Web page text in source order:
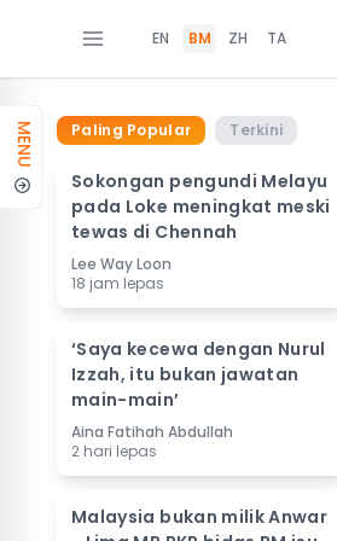
EN BM ZH TA
MENU Paling Popular Terkini
Sokongan pengundi Melayu
pada Loke meningkat meski
tewas di Chennah
Lee Way Loon
18 jam lepas
‘Saya kecewa dengan Nurul
Izzah, itu bukan jawatan
main-main’
Aina Fatihah Abdullah
2 hari lepas
Malaysia bukan milik Anwar